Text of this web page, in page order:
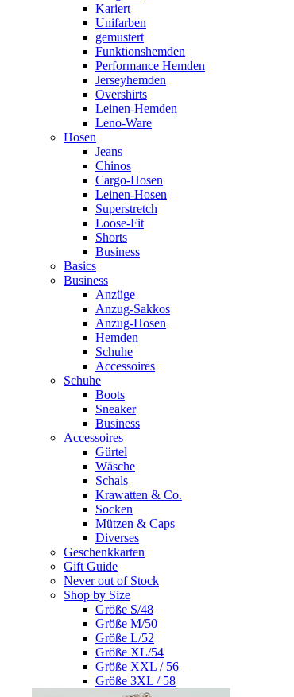
Kariert
Unifarben
gemustert
Funktionshemden
Performance Hemden
Jerseyhemden
Overshirts
Leinen-Hemden
Leno-Ware
Hosen
Jeans
Chinos
Cargo-Hosen
Leinen-Hosen
Superstretch
Loose-Fit
Shorts
Business
Basics
Business
Anzüge
Anzug-Sakkos
Anzug-Hosen
Hemden
Schuhe
Accessoires
Schuhe
Boots
Sneaker
Business
Accessoires
Gürtel
Wäsche
Schals
Krawatten & Co.
Socken
Mützen & Caps
Diverses
Geschenkkarten
Gift Guide
Never out of Stock
Shop by Size
Größe S/48
Größe M/50
Größe L/52
Größe XL/54
Größe XXL / 56
Größe 3XL / 58